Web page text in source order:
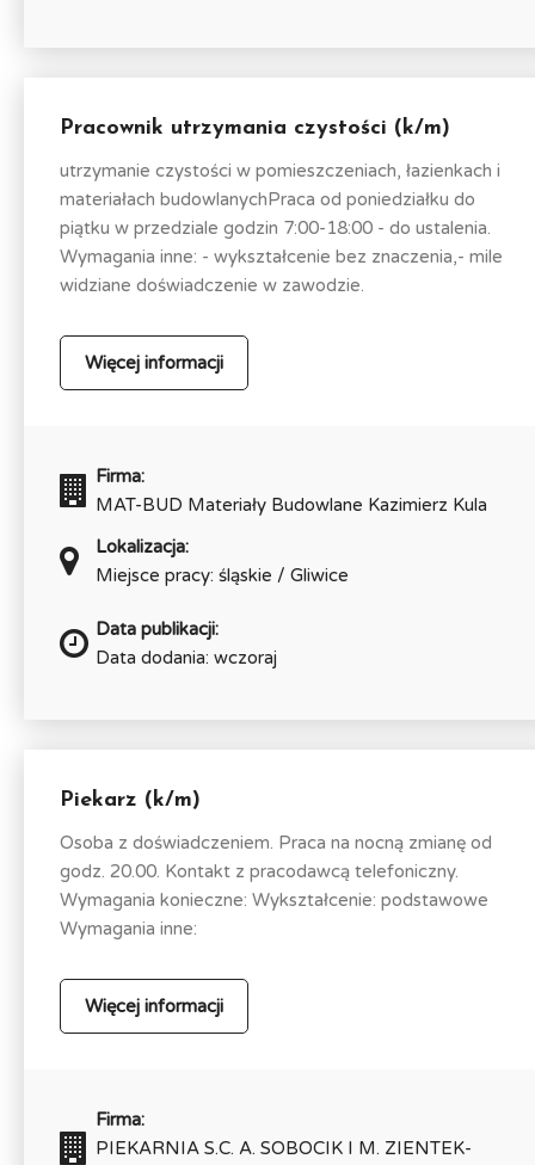
Pracownik utrzymania czystości (k/m)
utrzymanie czystości w pomieszczeniach, łazienkach i
materiałach budowlanychPraca od poniedziałku do
piątku w przedziale godzin 7:00-18:00 - do ustalenia.
Wymagania inne: - wykształcenie bez znaczenia,- mile
widziane doświadczenie w zawodzie.
Więcej informacji
Firma:
MAT-BUD Materiały Budowlane Kazimierz Kula
Lokalizacja:
Miejsce pracy: śląskie / Gliwice
Data publikacji:
Data dodania: wczoraj
Piekarz (k/m)
Osoba z doświadczeniem. Praca na nocną zmianę od
godz. 20.00. Kontakt z pracodawcą telefoniczny.
Wymagania konieczne: Wykształcenie: podstawowe
Wymagania inne:
Więcej informacji
Firma:
PIEKARNIA S.C. A. SOBOCIK I M. ZIENTEK-